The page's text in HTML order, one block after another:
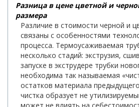
Разница в цене цветной и
размера
Различие в стоимости черной и
связаны с особенностями
процесса. Термоусаживаемая
несколько стадий: экструзия,
запуске в экструдере трубки
необходима так называемая
остатков материала
чистка образует не